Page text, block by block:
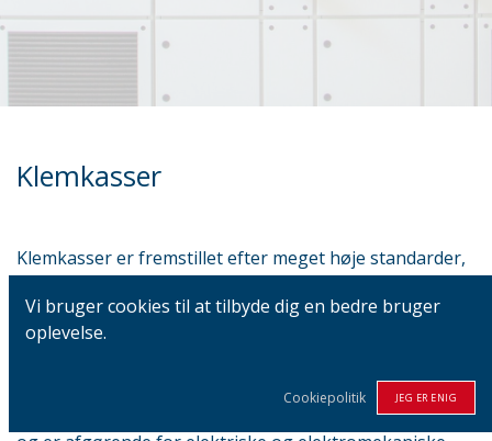
Klemkasser
Klemkasser er fremstillet efter meget høje standarder,
Disse fås i både pulverlakeret blødt stål og rustfrit stål
Klemkasser anvendes til en lang række applikationer
Vi bruger cookies til at tilbyde dig en bedre bruger
oplevelse.
Cookiepolitik JEG ER ENIG